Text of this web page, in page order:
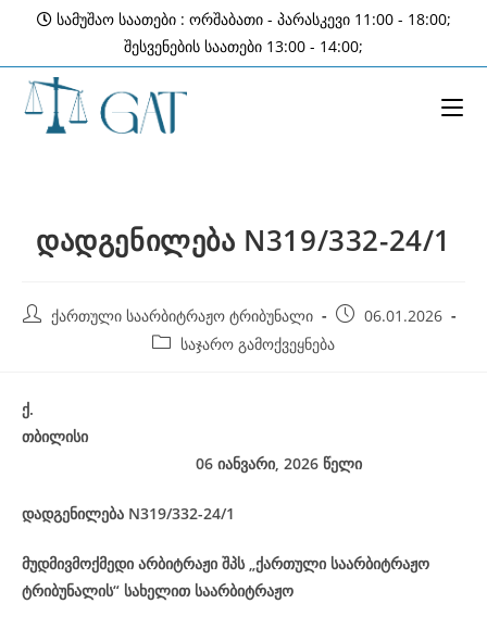
content
სამუშაო საათები : ორშაბათი - პარასკევი 11:00 - 18:00;
შესვენების საათები 13:00 - 14:00;
დადგენილება N319/332-24/1
Post ქართული საარბიტრაჟო ტრიბუნალი
Post06.01.2026
Post საჯარო გამოქვეყნება
ქ.
თბილისი
06 იანვარი, 2026 წელი
დადგენილება N319/332-24/1
მუდმივმოქმედი არბიტრაჟი შპს „ქართული საარბიტრაჟო
ტრიბუნალის“ სახელით საარბიტრაჟო